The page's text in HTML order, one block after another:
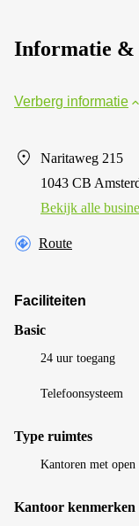
Informatie &
Verberg informatie
Naritaweg 215
1043 CB
Bekijk alle
Route
Faciliteiten
Basic
24 uur toegang
Telefoonsysteem
Type ruimtes
Kantoren met
Kantoor kenmerken